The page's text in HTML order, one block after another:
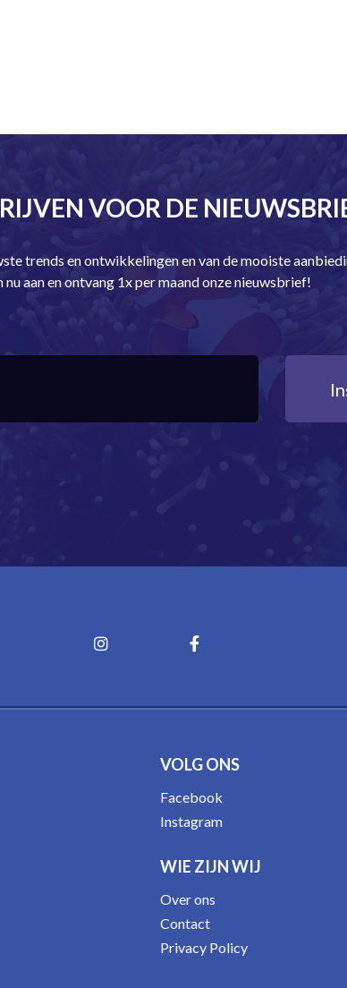
VOOR DE
trends en ontwikkelingen en van de mooiste
nu aan en ontvang 1x per maand onze nieuwsbrief!
VOLG ONS
Facebook
Instagram
WIE ZIJN WIJ
Over ons
Contact
Privacy Policy